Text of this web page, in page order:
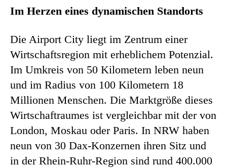
Im Herzen eines dynamischen Standorts
Die Airport City liegt im Zentrum einer
Wirtschaftsregion mit erheblichem Potenzial.
Im Umkreis von 50 Kilometern leben neun
und im Radius von 100 Kilometern 18
Millionen Menschen. Die Marktgröße dieses
Wirtschaftraumes ist vergleichbar mit der von
London, Moskau oder Paris. In NRW haben
neun von 30 Dax-Konzernen ihren Sitz und
in der Rhein-Ruhr-Region sind rund 400.000